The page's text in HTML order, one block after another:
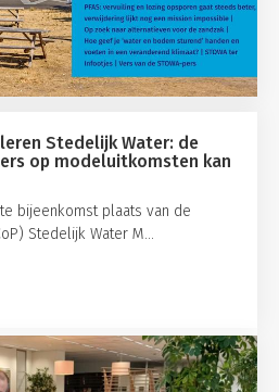
Stedelijk Water: de
op modeluitkomsten kan
bijeenkomst plaats van de
Stedelijk Water M...